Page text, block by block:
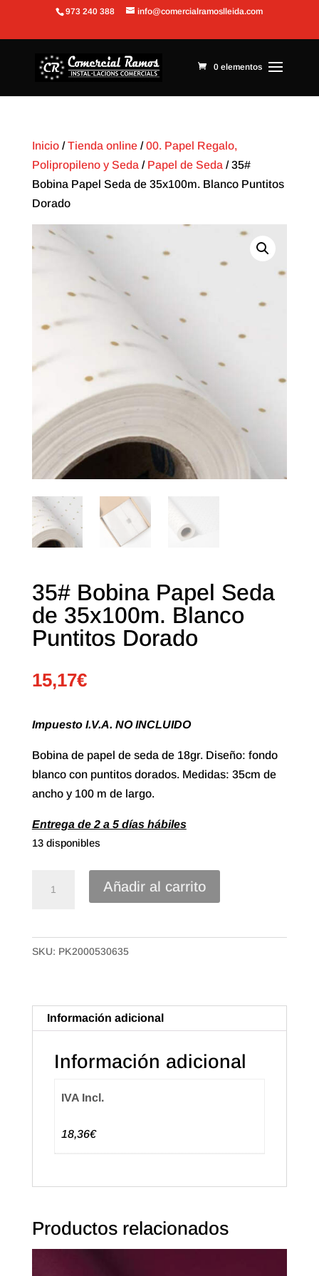
Abrir barra de herramientas
973 240 388 info@comercialramoslleida.com
0 elementos
Inicio/Tienda online/00. Papel Regalo,
Polipropileno y Seda / Papel de Seda / 35#
Bobina Papel Seda de 35x100m. Blanco Puntitos
Dorado
35# Bobina Papel Seda
de 35x100m. Blanco
Puntitos Dorado
15,17€
Impuesto I.V.A. NO INCLUIDO
Bobina de papel de seda de 18gr. Diseño: fondo
blanco con puntitos dorados. Medidas: 35cm de
ancho y 100 m de largo.
Entrega de 2 a 5 días hábiles
13 disponibles
Seda
de
Puntitos
Dorado
cantidad
Añadir al carrito
SKU: PK2000530635
Información adicional
Información adicional
IVA Incl.
18,36€
Productos relacionados